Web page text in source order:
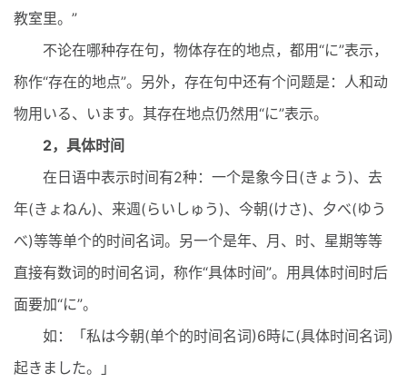
教室里。”
不论在哪种存在句，物体存在的地点，都用“に”表示，
称作“存在的地点”。另外，存在句中还有个问题是：人和动
物用いる、います。其存在地点仍然用“に”表示。
2，具体时间
在日语中表示时间有2种：一个是象今日(きょう)、去
年(きょねん)、来週(らいしゅう)、今朝(けさ)、夕べ(ゆう
べ)等等单个的时间名词。另一个是年、月、时、星期等等
直接有数词的时间名词，称作“具体时间”。用具体时间时后
面要加“に”。
如：「私は今朝(单个的时间名词)6時に(具体时间名词)
起きました。」